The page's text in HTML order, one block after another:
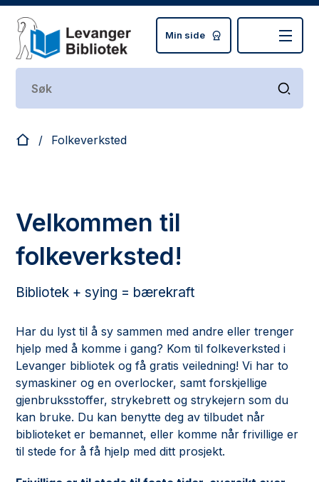
Levanger bibliotek
Min side
Du er her:Folkeverksted
Velkommen til
folkeverksted!
Bibliotek + sying = bærekraft
Har du lyst til å sy sammen med andre eller trenger
hjelp med å komme i gang? Kom til folkeverksted i
Levanger bibliotek og få gratis veiledning! Vi har to
symaskiner og en overlocker, samt forskjellige
gjenbruksstoffer, strykebrett og strykejern som du
kan bruke. Du kan benytte deg av tilbudet når
biblioteket er bemannet, eller komme når frivillige er
til stede for å få hjelp med ditt prosjekt.